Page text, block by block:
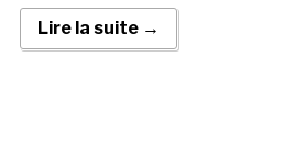
Lire la suite →